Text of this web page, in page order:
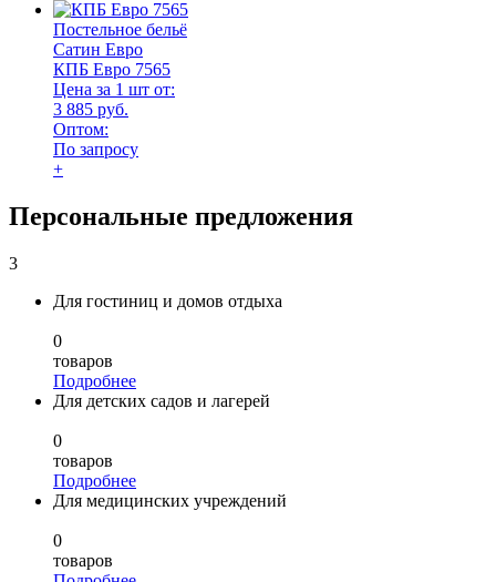
Постельное бельё
Сатин Евро
КПБ Евро 7565
Цена за 1 шт от:
3 885 руб.
Оптом:
По запросу
+
Персональные предложения
3
Для гостиниц и домов отдыха
0
товаров
Подробнее
Для детских садов и лагерей
0
товаров
Подробнее
Для медицинских учреждений
0
товаров